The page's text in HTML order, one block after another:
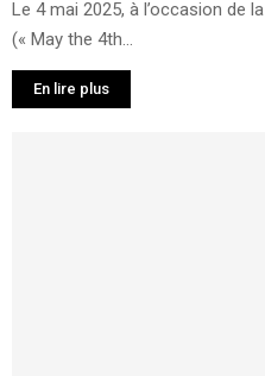
Le 4 mai 2025, à l’occasion de
(« May the 4th...
En lire plus